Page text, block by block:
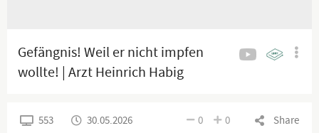
Gefängnis! Weil er nicht impfen
wollte! | Arzt Heinrich Habig
Share
0 0
553 30.05.2026